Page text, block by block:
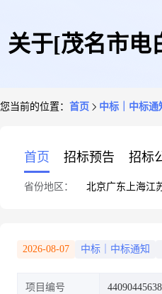
关于[茂名市电
您当前的位置： 首页 中标｜中标通
首页 招标预告 招标
省份地区： 北京广东 上海江
2026-08-07 中标｜中标通知
项目编号